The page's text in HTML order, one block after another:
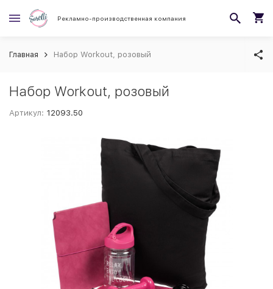
Рекламно-производственная компания
Главная Набор Workout, розовый
Набор Workout, розовый
Артикул: 12093.50